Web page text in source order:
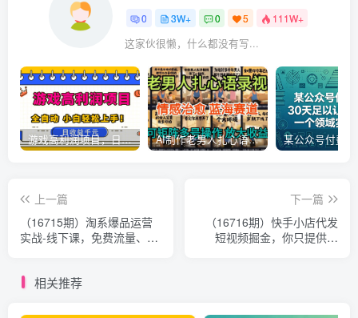
0 3W+ 0 5 111W+
这家伙很懒，什么都没有写...
游戏高利润项目，日收益1k+，全自动，无需值守，解放双手，小白轻松上手【揭秘】 AI制作老男人扎心语录，5分钟一条，操作简单，流量非常大，保姆级教程
上一篇
（16715期）淘系爆品运营
实战-线下课，免费流量、付
下一篇
（16716期）快手小店代发
短视频掘金，你只提供账
相关推荐